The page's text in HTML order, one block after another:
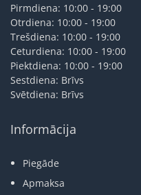
Pirmdiena: 10:00 - 19:00
Otrdiena: 10:00 - 19:00
Trešdiena: 10:00 - 19:00
Ceturdiena: 10:00 - 19:00
Piektdiena: 10:00 - 19:00
Sestdiena: Brīvs
Svētdiena: Brīvs
Informācija
Piegāde
Apmaksa